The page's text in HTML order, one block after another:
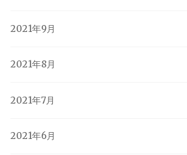
2021年9月
2021年8月
2021年7月
2021年6月